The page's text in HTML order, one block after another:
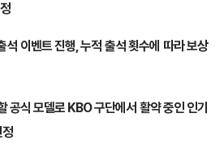
이벤트 진행, 누적 출석 횟수에 따라 보상
식 모델로 KBO 구단에서 활약 중인 인기
정